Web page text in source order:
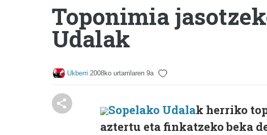
Toponimia
Udalak
Ukberri 2008ko urtarrilaren 9a
Sopelako Udalak herriko
aztertu eta finkatzeko beka